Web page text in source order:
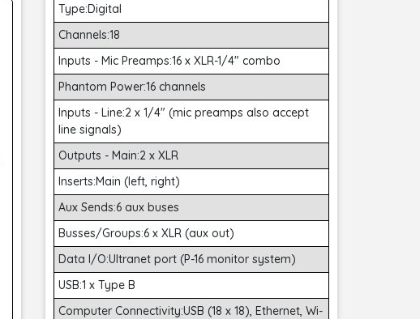
Type:Digital
Channels:18
Inputs - Mic Preamps:16 x XLR-1/4" combo
Phantom Power:16 channels
Inputs - Line:2 x 1/4" (mic preamps also accept
line signals)
Outputs - Main:2 x XLR
Inserts:Main (left, right)
Aux Sends:6 aux buses
Busses/Groups:6 x XLR (aux out)
Data I/O:Ultranet port (P-16 monitor system)
USB:1 x Type B
Computer Connectivity:USB (18 x 18), Ethernet, Wi-